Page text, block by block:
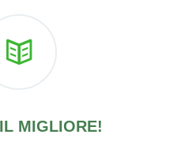
MIGLIORE!